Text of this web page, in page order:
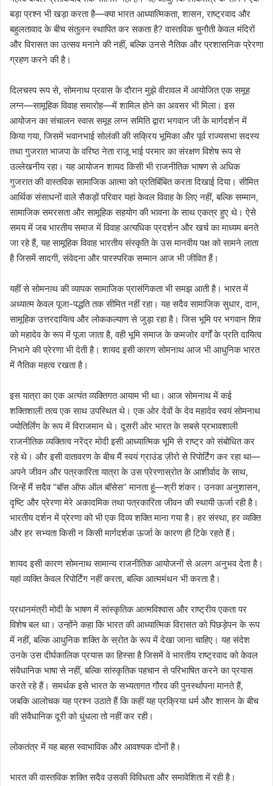
बड़ा प्रश्न भी खड़ा करता है—क्या भारत आध्यात्मिकता, शासन, राष्ट्रवाद और
बहुलतावाद के बीच संतुलन स्थापित कर सकता है? वास्तविक चुनौती केवल मंदिरों
और विरासत का उत्सव मनाने की नहीं, बल्कि उनसे नैतिक और प्रशासनिक प्रेरणा
ग्रहण करने की है।
दिलचस्प रूप से, सोमनाथ प्रवास के दौरान मुझे वीरावल में आयोजित एक समूह
लग्न—सामूहिक विवाह समारोह—में शामिल होने का अवसर भी मिला। इस
आयोजन का संचालन स्वास समूह लग्न समिति द्वारा भगवान जी के मार्गदर्शन में
किया गया, जिसमें भवानभाई सोलंकी की सक्रिय भूमिका और पूर्व राज्यसभा सदस्य
तथा गुजरात भाजपा के वरिष्ठ नेता राजू भाई परमार का संरक्षण विशेष रूप से
उल्लेखनीय रहा। यह आयोजन शायद किसी भी राजनीतिक भाषण से अधिक
गुजरात की वास्तविक सामाजिक आत्मा को प्रतिबिंबित करता दिखाई दिया। सीमित
आर्थिक संसाधनों वाले सैकड़ों परिवार यहां केवल विवाह के लिए नहीं, बल्कि सम्मान,
सामाजिक समरसता और सामूहिक सहयोग की भावना के साथ एकत्र हुए थे। ऐसे
समय में जब भारतीय समाज में विवाह अत्यधिक प्रदर्शन और खर्च का माध्यम बनते
जा रहे हैं, यह सामूहिक विवाह भारतीय संस्कृति के उस मानवीय पक्ष को सामने लाता
है जिसमें सादगी, संवेदना और पारस्परिक सम्मान आज भी जीवित हैं।
यहीं से सोमनाथ की व्यापक सामाजिक प्रासंगिकता भी समझ आती है। भारत में
अध्यात्म केवल पूजा-पद्धति तक सीमित नहीं रहा। यह सदैव सामाजिक सुधार, दान,
सामूहिक उत्तरदायित्व और लोककल्याण से जुड़ा रहा है। जिस भूमि पर भगवान शिव
को महादेव के रूप में पूजा जाता है, वही भूमि समाज के कमजोर वर्गों के प्रति दायित्व
निभाने की प्रेरणा भी देती है। शायद इसी कारण सोमनाथ आज भी आधुनिक भारत
में नैतिक महत्व रखता है।
इस यात्रा का एक अत्यंत व्यक्तिगत आयाम भी था। आज सोमनाथ में कई
शक्तिशाली तत्व एक साथ उपस्थित थे। एक ओर देवों के देव महादेव स्वयं सोमनाथ
ज्योतिर्लिंग के रूप में विराजमान थे। दूसरी ओर भारत के सबसे प्रभावशाली
राजनीतिक व्यक्तित्व नरेंद्र मोदी इसी आध्यात्मिक भूमि से राष्ट्र को संबोधित कर
रहे थे। और इसी वातावरण के बीच मैं स्वयं ग्राउंड ज़ीरो से रिपोर्टिंग कर रहा था—
अपने जीवन और पत्रकारिता यात्रा के उस प्रेरणास्रोत के आशीर्वाद के साथ,
जिन्हें मैं सदैव “बॉस ऑफ ऑल बॉसेस” मानता हूं—श्री शंकर। उनका अनुशासन,
दृष्टि और प्रेरणा मेरे अकादमिक तथा पत्रकारिता जीवन की स्थायी ऊर्जा रही है।
भारतीय दर्शन में प्रेरणा को भी एक दिव्य शक्ति माना गया है। हर संस्था, हर व्यक्ति
और हर सभ्यता किसी न किसी मार्गदर्शक ऊर्जा के कारण ही टिके रहते हैं।
शायद इसी कारण सोमनाथ सामान्य राजनीतिक आयोजनों से अलग अनुभव देता है।
यहां व्यक्ति केवल रिपोर्टिंग नहीं करता, बल्कि आत्ममंथन भी करता है।
प्रधानमंत्री मोदी के भाषण में सांस्कृतिक आत्मविश्वास और राष्ट्रीय एकता पर
विशेष बल था। उन्होंने कहा कि भारत की आध्यात्मिक विरासत को पिछड़ेपन के रूप
में नहीं, बल्कि आधुनिक शक्ति के स्रोत के रूप में देखा जाना चाहिए। यह संदेश
उनके उस दीर्घकालिक प्रयास का हिस्सा है जिसमें वे भारतीय राष्ट्रवाद को केवल
संवैधानिक भाषा से नहीं, बल्कि सांस्कृतिक पहचान से परिभाषित करने का प्रयास
करते रहे हैं। समर्थक इसे भारत के सभ्यतागत गौरव की पुनर्स्थापना मानते हैं,
जबकि आलोचक यह प्रश्न उठाते हैं कि कहीं यह प्रक्रिया धर्म और शासन के बीच
की संवैधानिक दूरी को धुंधला तो नहीं कर रही।
लोकतंत्र में यह बहस स्वाभाविक और आवश्यक दोनों है।
भारत की वास्तविक शक्ति सदैव उसकी विविधता और समावेशिता में रही है।